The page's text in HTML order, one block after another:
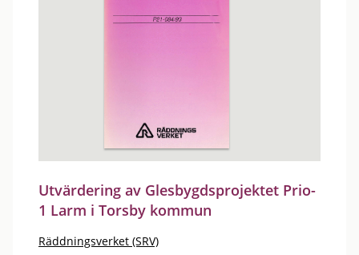
Utvärdering av Glesbygdsprojektet Prio-
1 Larm i Torsby kommun
Räddningsverket (SRV)